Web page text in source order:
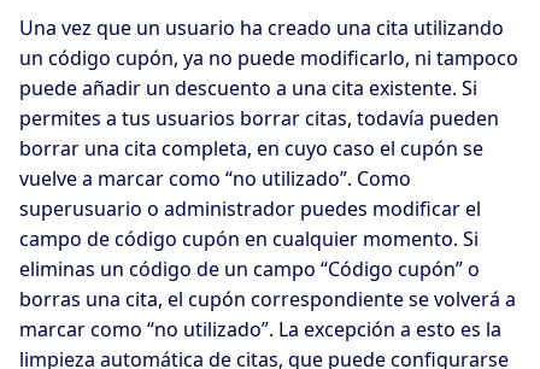
Una vez que un usuario ha creado una cita utilizando
un código cupón, ya no puede modificarlo, ni tampoco
puede añadir un descuento a una cita existente. Si
permites a tus usuarios borrar citas, todavía pueden
borrar una cita completa, en cuyo caso el cupón se
vuelve a marcar como “no utilizado”. Como
superusuario o administrador puedes modificar el
campo de código cupón en cualquier momento. Si
eliminas un código de un campo “Código cupón” o
borras una cita, el cupón correspondiente se volverá a
marcar como “no utilizado”. La excepción a esto es la
limpieza automática de citas, que puede configurarse